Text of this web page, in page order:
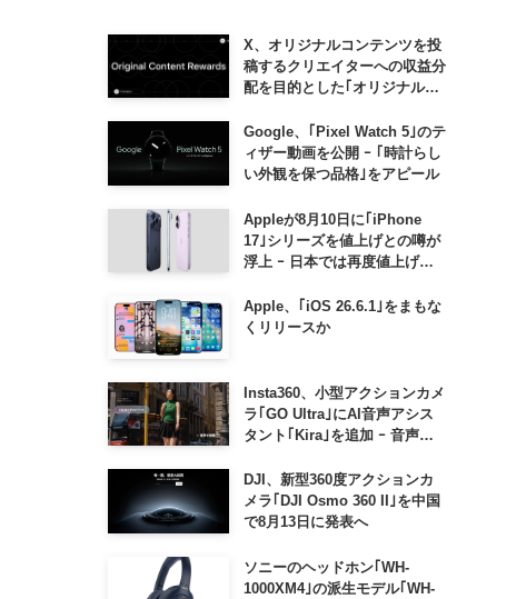
X、オリジナルコンテンツを投
稿するクリエイターへの収益分
配を目的とした｢オリジナルコ
入へ ｰ 従来の｢収益分配｣は廃
止
Google、｢Pixel Watch 5｣のテ
ィザー動画を公開 ｰ ｢時計らし
い外観を保つ品格｣をアピール
Appleが8月10日に｢iPhone
17｣シリーズを値上げとの噂が
浮上 ｰ 日本では再度値上げの
Apple、｢iOS 26.6.1｣をまもな
くリリースか
Insta360、小型アクションカメ
ラ｢GO Ultra｣にAI音声アシス
タント｢Kira｣を追加 ｰ 音声で
などが利用可能に
DJI、新型360度アクションカ
メラ｢DJI Osmo 360 II｣を中国
で8月13日に発表へ
ソニーのヘッドホン｢WH-
1000XM4｣の派生モデル｢WH-